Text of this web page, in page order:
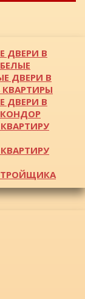
ДВЕРИ В
ДВЕРИ В
ДВЕРИ В
КОНДОР